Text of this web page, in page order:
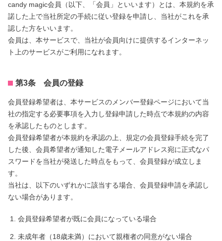
candy magic会員（以下、「会員」といいます）とは、本規約を承
諾した上で当社所定の手続に従い登録を申請し、当社がこれを承
認した方をいいます。
会員は、本サービスで、当社が会員向けに提供するインターネッ
ト上のサービスがご利用になれます。
第3条 会員の登録
会員登録希望者は、本サービスのメンバー登録ページにおいて当
社の指定する必要事項を入力し登録申請した時点で本規約の内容
を承認したものとします。
会員登録希望者が本規約を承認の上、規定の会員登録手続を完了
した後、会員希望者が通知した電子メールアドレス宛に正式なパ
スワードを当社が発送した時点をもって、会員登録が成立しま
す。
当社は、以下のいずれかに該当する場合、会員登録申請を承認し
ない場合があります。
会員登録希望者が既に会員になっている場合
未成年者（18歳未満）において親権者の同意がない場合